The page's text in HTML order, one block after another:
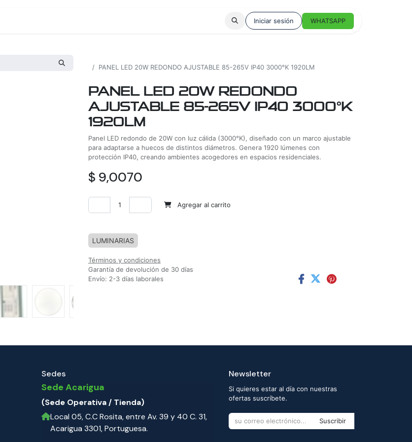
Iniciar sesión WHATSAPP
PANEL LED 20W REDONDO AJUSTABLE 85-265V IP40 3000°K 1920LM
PANEL LED 20W REDONDO
AJUSTABLE 85-265V IP40 3000°K
1920LM
Panel LED redondo de 20W con luz cálida (3000°K), diseñado con un marco ajustable
para adaptarse a huecos de distintos diámetros. Genera 1920 lúmenes con
protección IP40, creando ambientes acogedores en espacios residenciales.
$ 9,0070
Agregar al carrito
LUMINARIAS
Términos y condiciones
Garantía de devolución de 30 días
Envío: 2-3 días laborales
Sedes
Sede Acarigua
(Sede Operativa / Tienda)
Local 05, C.C Rosita, entre Av. 39 y 40 C. 31,
Acarigua 3301, Portuguesa.
Newsletter
Si quieres estar al día con nuestras
ofertas suscríbete.
Suscribir